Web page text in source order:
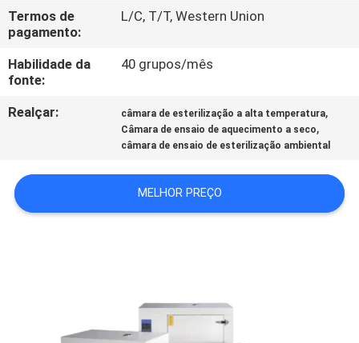
CONTACTE-
NOS
NOTÍCIA
UMAS
CITAÇÕES
SITEMAP
Termos de
pagamento:
L/C, T/T, Western Union
Habilidade da
fonte:
40 grupos/mês
Realçar: câmara de esterilização a alta temperatura,
Câmara de ensaio de aquecimento a seco,
câmara de ensaio de esterilização ambiental
MELHOR PREÇO